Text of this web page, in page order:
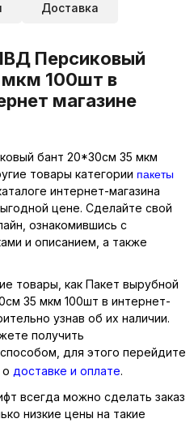
Доставка
Персиковый
100шт в
магазине
бант 20*30см 35 мкм
товары категории пакеты
интернет-магазина
цене. Сделайте свой
ознакомившись с
и описанием, а также
товары, как Пакет вырубной
35 мкм 100шт в интернет-
узнав об их наличии.
получить
для этого перейдите
о доставке и оплате.
всегда можно сделать заказ
низкие цены на такие